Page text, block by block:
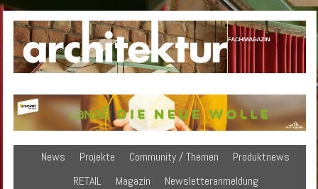
News Projekte Community / Themen
Produktnews
RETAIL
Magazin
Newsletteranmeldung